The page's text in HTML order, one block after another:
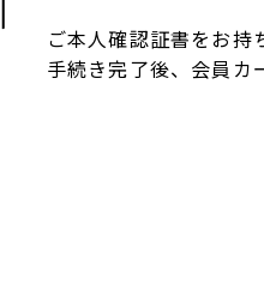
ご本人確認証書をお持
手続き完了後、会員カ